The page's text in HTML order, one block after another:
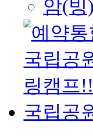
암(
국립공